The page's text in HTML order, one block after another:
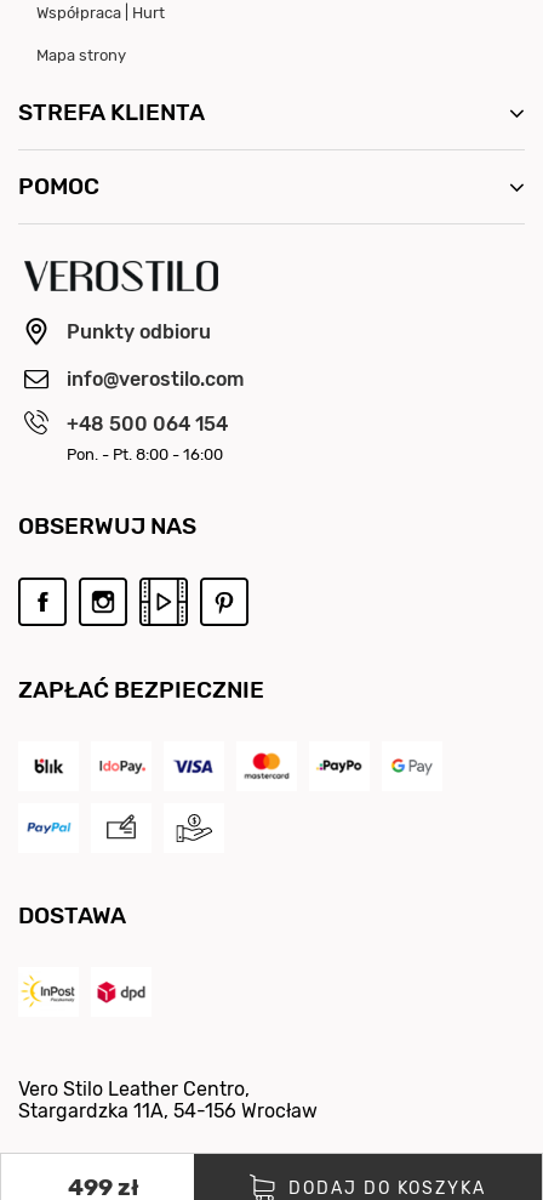
Współpraca | Hurt
Mapa strony
STREFA KLIENTA
POMOC
Punkty odbioru
info@verostilo.com
+48 500 064 154
Pon. - Pt. 8:00 - 16:00
ZAPŁAĆ BEZPIECZNIE
DOSTAWA
OBSERWUJ NAS
Vero Stilo Leather Centro,
Stargardzka 11A, 54-156 Wrocław
499 zł DODAJ DO KOSZYKA